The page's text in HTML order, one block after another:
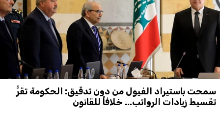
سمحت باستيراد الفيول من دون تدقيق: الحكومة تقرُّ
تقسيط زيادات الرواتب... خلافاً للقانون